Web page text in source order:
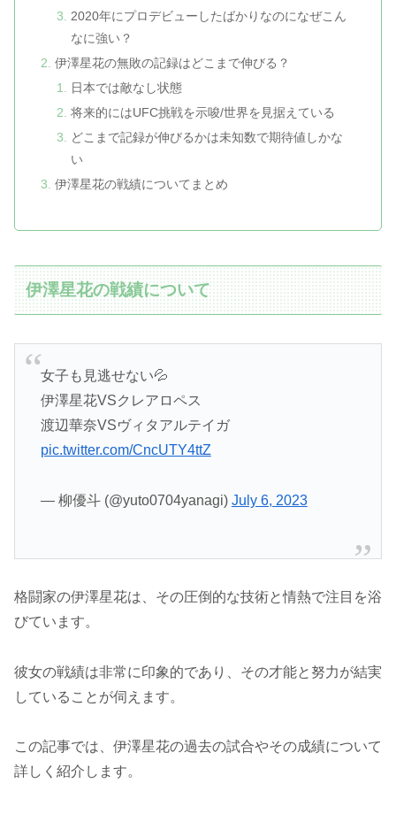
2020年にプロデビューしたばかりなのになぜこん
なに強い？
伊澤星花の無敗の記録はどこまで伸びる？
日本では敵なし状態
将来的にはUFC挑戦を示唆/世界を見据えている
どこまで記録が伸びるかは未知数で期待値しかな
い
伊澤星花の戦績についてまとめ
伊澤星花の戦績について
女子も見逃せない💦
伊澤星花VSクレアロペス
渡辺華奈VSヴィタアルテイガ
pic.twitter.com/CncUTY4ttZ
— 柳優斗 (@yuto0704yanagi) July 6, 2023
格闘家の伊澤星花は、その圧倒的な技術と情熱で注目を浴
びています。
彼女の戦績は非常に印象的であり、その才能と努力が結実
していることが伺えます。
この記事では、伊澤星花の過去の試合やその成績について
詳しく紹介します。